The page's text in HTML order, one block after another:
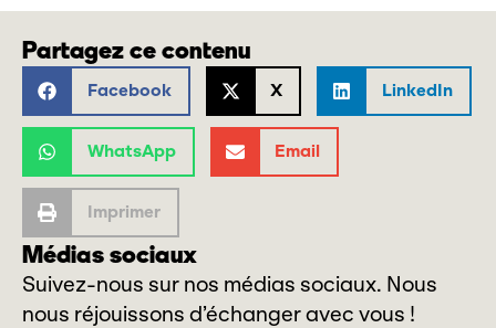
Partagez ce contenu
Facebook X LinkedIn
WhatsApp Email
Imprimer
Médias sociaux
Suivez-nous sur nos médias sociaux. Nous
nous réjouissons d’échanger avec vous !